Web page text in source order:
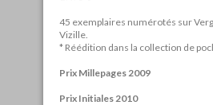
45 exemplaires numérotés sur
Vizille.
* Réédition dans la collection de
Prix Millepages 2009
Prix Initiales 2010